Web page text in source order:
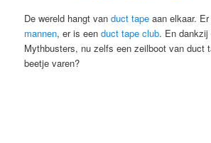
De wereld hangt vanduct tape aan elkaar.
mannen, er is eenduct tape club. En dankzij
Mythbusters, nu zelfs een zeilboot van duct
beetje varen?